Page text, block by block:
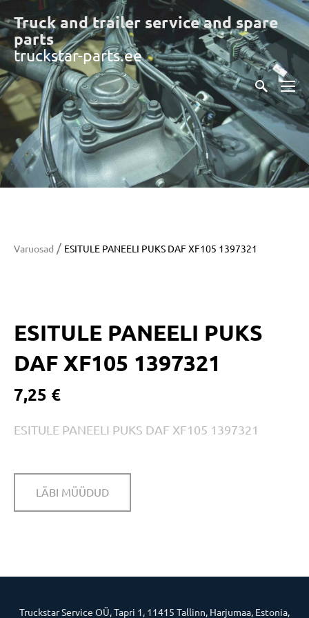
Truck and trailer service and spare
parts
truckstar-parts.ee
Varuosad / ESITULE PANEELI PUKS DAF XF105 1397321
ESITULE PANEELI PUKS
DAF XF105 1397321
7,25 €
ESITULE PANEELI PUKS DAF XF105 1397321
LÄBI MÜÜDUD
Truckstar Service OÜ, Tapri 1, 11415 Tallinn, Harjumaa, Estonia,